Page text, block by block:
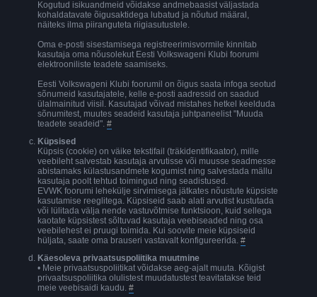
Kogutud isikuandmeid võidakse andmebaasist väljastada
kohaldatavate õigusaktidega lubatud ja nõutud määral,
näiteks ilma piiranguteta riigiasutustele.
Oma e-posti sisestamisega registreerimisvormile kinnitab
kasutaja oma nõusolekut Eesti Volkswageni Klubi foorumi
elektrooniliste teadete saamiseks.
Eesti Volkswageni Klubi foorumil on õigus saata infoga seotud
sõnumeid kasutajatele, kelle e-posti aadressid on saadud
ülalmainitud viisil. Kasutajad võivad mistahes hetkel keelduda
sõnumitest, muutes seadeid kasutaja juhtpaneelist "Muuda
teadete seadeid". #
Küpsised
Küpsis (cookie) on väike tekstifail (träkidentifikaator), mille
veebileht salvestab kasutaja arvutisse või muusse seadmesse
abistamaks külastusandmete kogumist ning salvestada mällu
kasutaja poolt tehtud toimingud ning seadistused.
EVWK foorumi lehekülje sirvimisega jätkates nõustute küpsiste
kasutamise reeglitega. Küpsiseid saab alati arvutist kustutada
või lülitada välja nende vastuvõtmise funktsioon, kuid sellega
kaotate küpsistest sõltuvad kasutaja veebiseaded ning osa
veebilehest ei pruugi toimida. Kui soovite meie küpsiseid
hüljata, saate oma brauseri vastavalt konfigureerida. #
Käesoleva privaatsuspoliitika muutmine
• Meie privaatsuspoliitikat võidakse aeg-ajalt muuta. Kõigist
privaatsuspoliitika olulistest muudatustest teavitatakse teid
meie veebisaidi kaudu. #